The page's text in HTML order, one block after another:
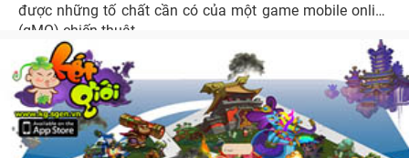
được những tố chất cần có của một game mobile online
(gMO) chiến thuật.